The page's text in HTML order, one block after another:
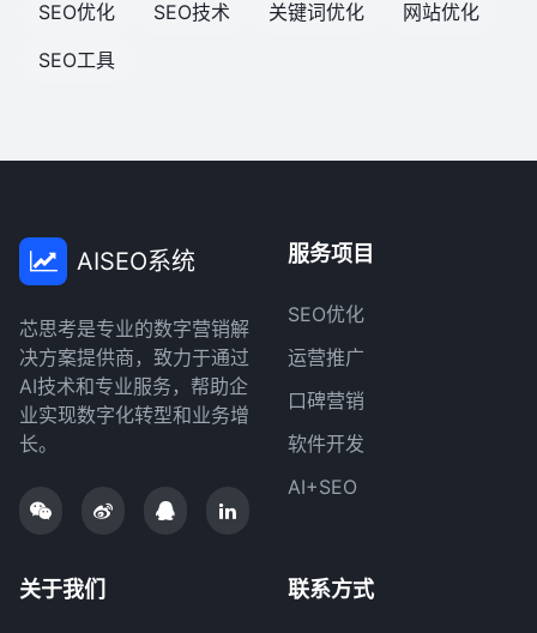
SEO优化
SEO技术 关键词优化
网站优化
SEO工具
AISEO系统
芯思考是专业的数字营销解
决方案提供商，致力于通过
AI技术和专业服务，帮助企
业实现数字化转型和业务增
长。
服务项目
SEO优化
运营推广
口碑营销
软件开发
AI+SEO
关于我们 联系方式